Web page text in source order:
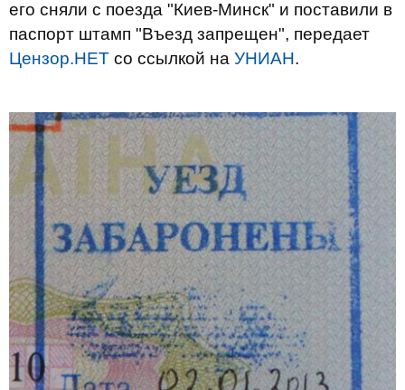
его сняли с поезда "Киев-Минск" и поставили в
паспорт штамп "Въезд запрещен", передает
Цензор.НЕТ со ссылкой на УНИАН.